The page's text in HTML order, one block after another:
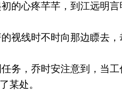
的心疼芊芊，到江远明言
视线时不时向那边瞟去，
务，乔时安注意到，当工
某处。